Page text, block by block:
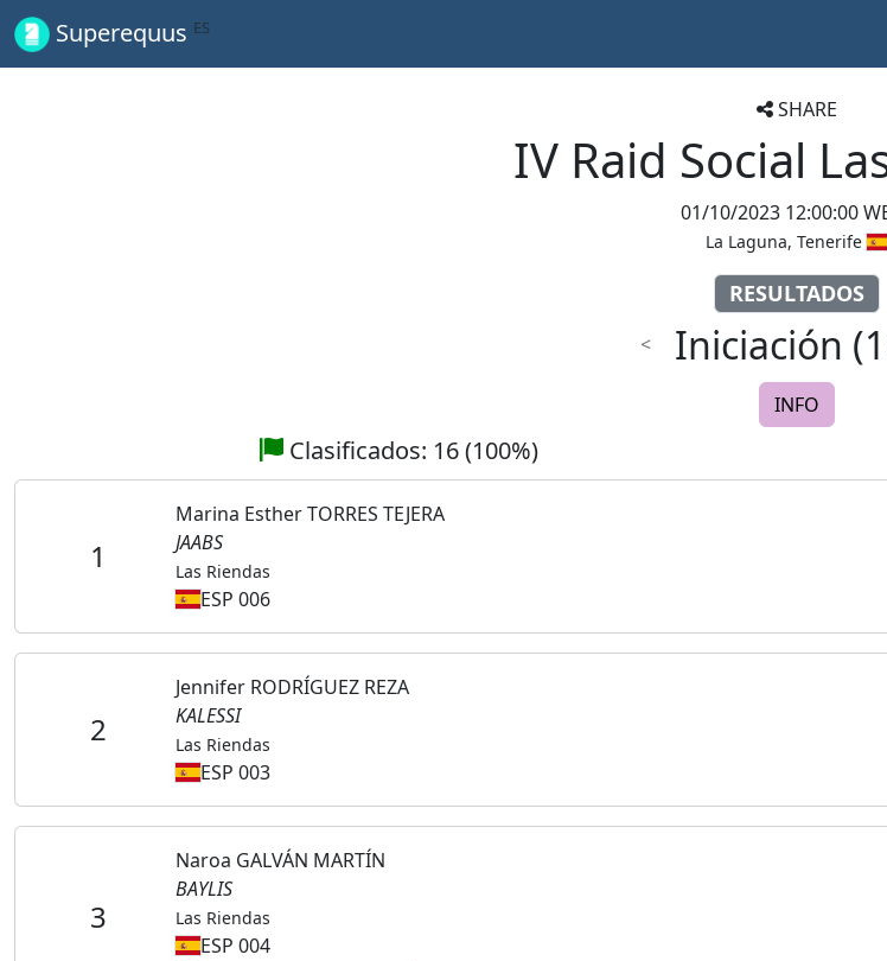
Superequus ES
SHARE
IV Raid Social
01/10/2023 12:00:00
La Laguna, Tenerife
RESULTADOS
< Iniciación
INFO
Clasificados: 16 (100%)
1
Marina Esther TORRES TEJERA
JAABS
Las Riendas
ESP 006
2
Jennifer RODRÍGUEZ REZA
KALESSI
Las Riendas
ESP 003
3
Naroa GALVÁN MARTÍN
BAYLIS
Las Riendas
ESP 004